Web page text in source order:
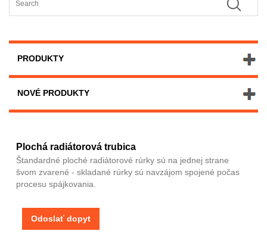
PRODUKTY
NOVÉ PRODUKTY
Plochá radiátorová trubica
Štandardné ploché radiátorové rúrky sú na jednej strane
švom zvarené - skladané rúrky sú navzájom spojené počas
procesu spájkovania.
Odoslať dopyt